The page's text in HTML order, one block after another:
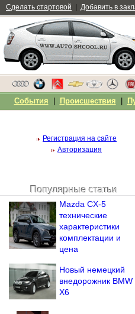
Регистрация на сайте
Авторизация
Напомнить пароль?
Популярные статьи
Mazda CX-5
технические
характеристики
комплектации и
цена
Новый немецкий
внедорожник BMW
X6
Сделать стартовой Добавить в
События Происшествия